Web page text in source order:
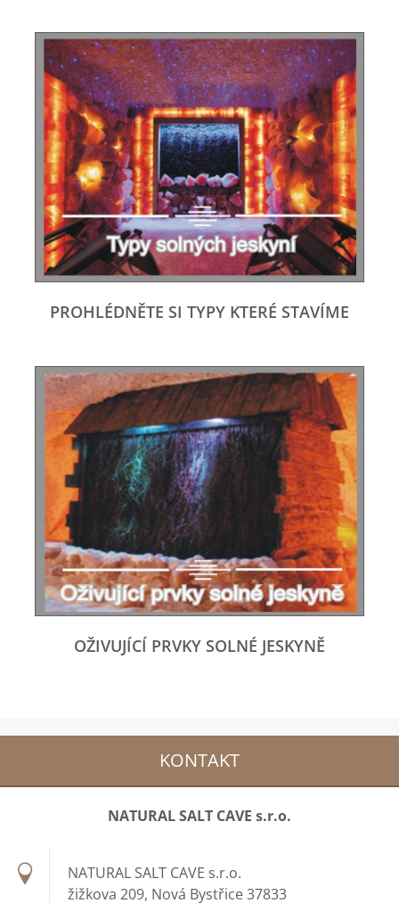
PROHLÉDNĚTE SI TYPY KTERÉ STAVÍME
OŽIVUJÍCÍ PRVKY SOLNÉ JESKYNĚ
KONTAKT
NATURAL SALT CAVE s.r.o.
NATURAL SALT CAVE s.r.o.
žižkova 209, Nová Bystřice 37833